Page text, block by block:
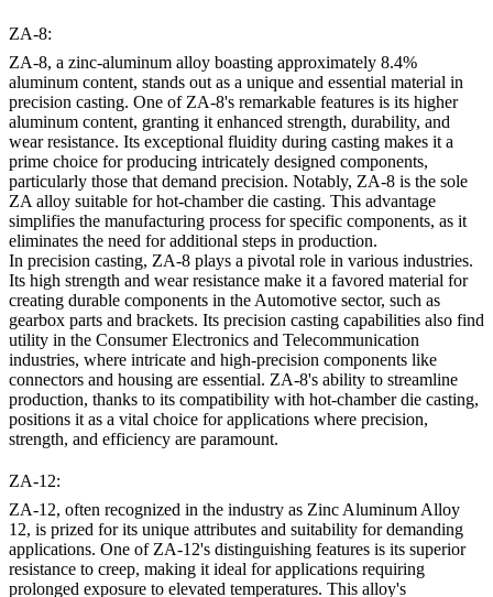
ZA-8:
ZA-8, a zinc-aluminum alloy boasting approximately 8.4%
aluminum content, stands out as a unique and essential material in
precision casting. One of ZA-8's remarkable features is its higher
aluminum content, granting it enhanced strength, durability, and
wear resistance. Its exceptional fluidity during casting makes it a
prime choice for producing intricately designed components,
particularly those that demand precision. Notably, ZA-8 is the sole
ZA alloy suitable for hot-chamber die casting. This advantage
simplifies the manufacturing process for specific components, as it
eliminates the need for additional steps in production.
In precision casting, ZA-8 plays a pivotal role in various industries.
Its high strength and wear resistance make it a favored material for
creating durable components in the Automotive sector, such as
gearbox parts and brackets. Its precision casting capabilities also find
utility in the Consumer Electronics and Telecommunication
industries, where intricate and high-precision components like
connectors and housing are essential. ZA-8's ability to streamline
production, thanks to its compatibility with hot-chamber die casting,
positions it as a vital choice for applications where precision,
strength, and efficiency are paramount.
ZA-12:
ZA-12, often recognized in the industry as Zinc Aluminum Alloy
12, is prized for its unique attributes and suitability for demanding
applications. One of ZA-12's distinguishing features is its superior
resistance to creep, making it ideal for applications requiring
prolonged exposure to elevated temperatures. This alloy's